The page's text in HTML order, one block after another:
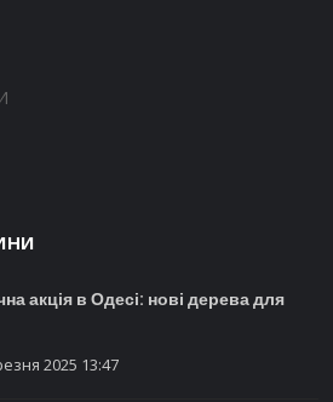
акція в Одесі: нові дерева для
2025 13:47